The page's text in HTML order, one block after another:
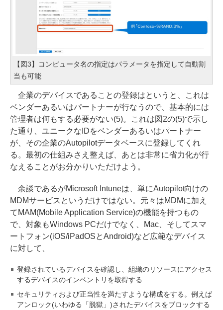
【図3】コンピュータ名の指定はパラメータを指定して自動割
当も可能
企業のデバイスであることの登録はというと、これは
ベンダーあるいはパートナーが行なうので、基本的には
管理者は何もする必要がない(5)。これは図2の(5)で示し
た通り、ユニークなIDをベンダーあるいはパートナー
が、その企業のAutopilotデータベースに登録してくれ
る。最初の仕組みさえ整えば、あとは非常に省力化が行
なえることがお分かりいただけよう。
余談であるがMicrosoft Intuneは、単にAutopilot向けの
MDMサービスというだけではない。元々はMDMに加え
てMAM(Mobile Application Service)の機能を持つもの
で、対象もWindows PCだけでなく、Mac、そしてスマ
ートフォン(iOS/iPadOSとAndroid)など広範なデバイス
に対して、
登録されているデバイスを確認し、組織のリソースにアクセス
するデバイスのインベントリを取得する
セキュリティおよび正当性を満たすような構成をする。例えば
アンロック(いわゆる「脱獄」)されたデバイスをブロックする